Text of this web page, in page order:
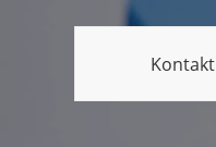
Kontakt